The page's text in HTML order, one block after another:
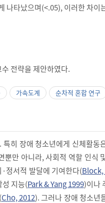
나타났으며(<.05), 이러한 차이
전략을 제안하였다.
가속도계 순차적 혼합 연구
히 장애 청소년에게 신체활동
뿐만 아니라, 사회적 역할 인식
정서적 발달에 기여한다(Block,
성 지능(Park & Yang 1999)이나
Cho, 2012). 그러나 장애 청소년